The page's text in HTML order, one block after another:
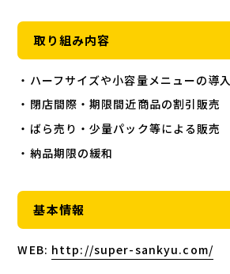
取り組み内容
・ハーフサイズや小容量メニューの導入
・閉店間際・期限間近商品の割引販売
・ばら売り・少量パック等による販売
・納品期限の緩和
基本情報
WEB: http://super-sankyu.com/